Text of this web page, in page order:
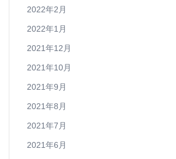
2022年2月
2022年1月
2021年12月
2021年10月
2021年9月
2021年8月
2021年7月
2021年6月